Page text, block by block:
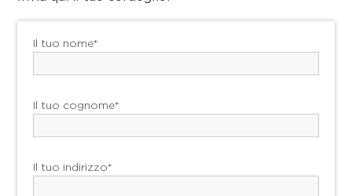
Il tuo nome*
Il tuo cognome*
Il tuo indirizzo*